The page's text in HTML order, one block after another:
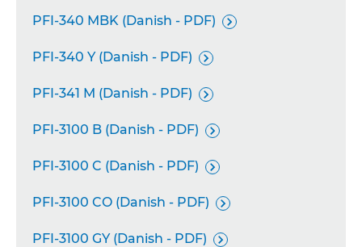
PFI-340 MBK (Danish - PDF) 
PFI-340 Y (Danish - PDF) 
PFI-341 M (Danish - PDF) 
PFI-3100 B (Danish - PDF) 
PFI-3100 C (Danish - PDF) 
PFI-3100 CO (Danish - PDF) 
PFI-3100 GY (Danish - PDF) 